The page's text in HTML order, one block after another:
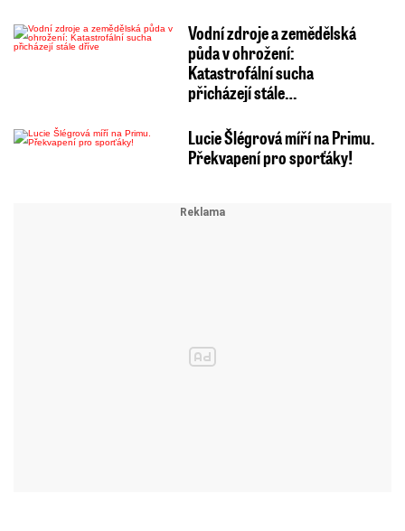
Vodní zdroje a zemědělská
půda v ohrožení:
Katastrofální sucha
přicházejí stále…
Lucie Šlégrová míří na Primu.
Překvapení pro sporťáky!